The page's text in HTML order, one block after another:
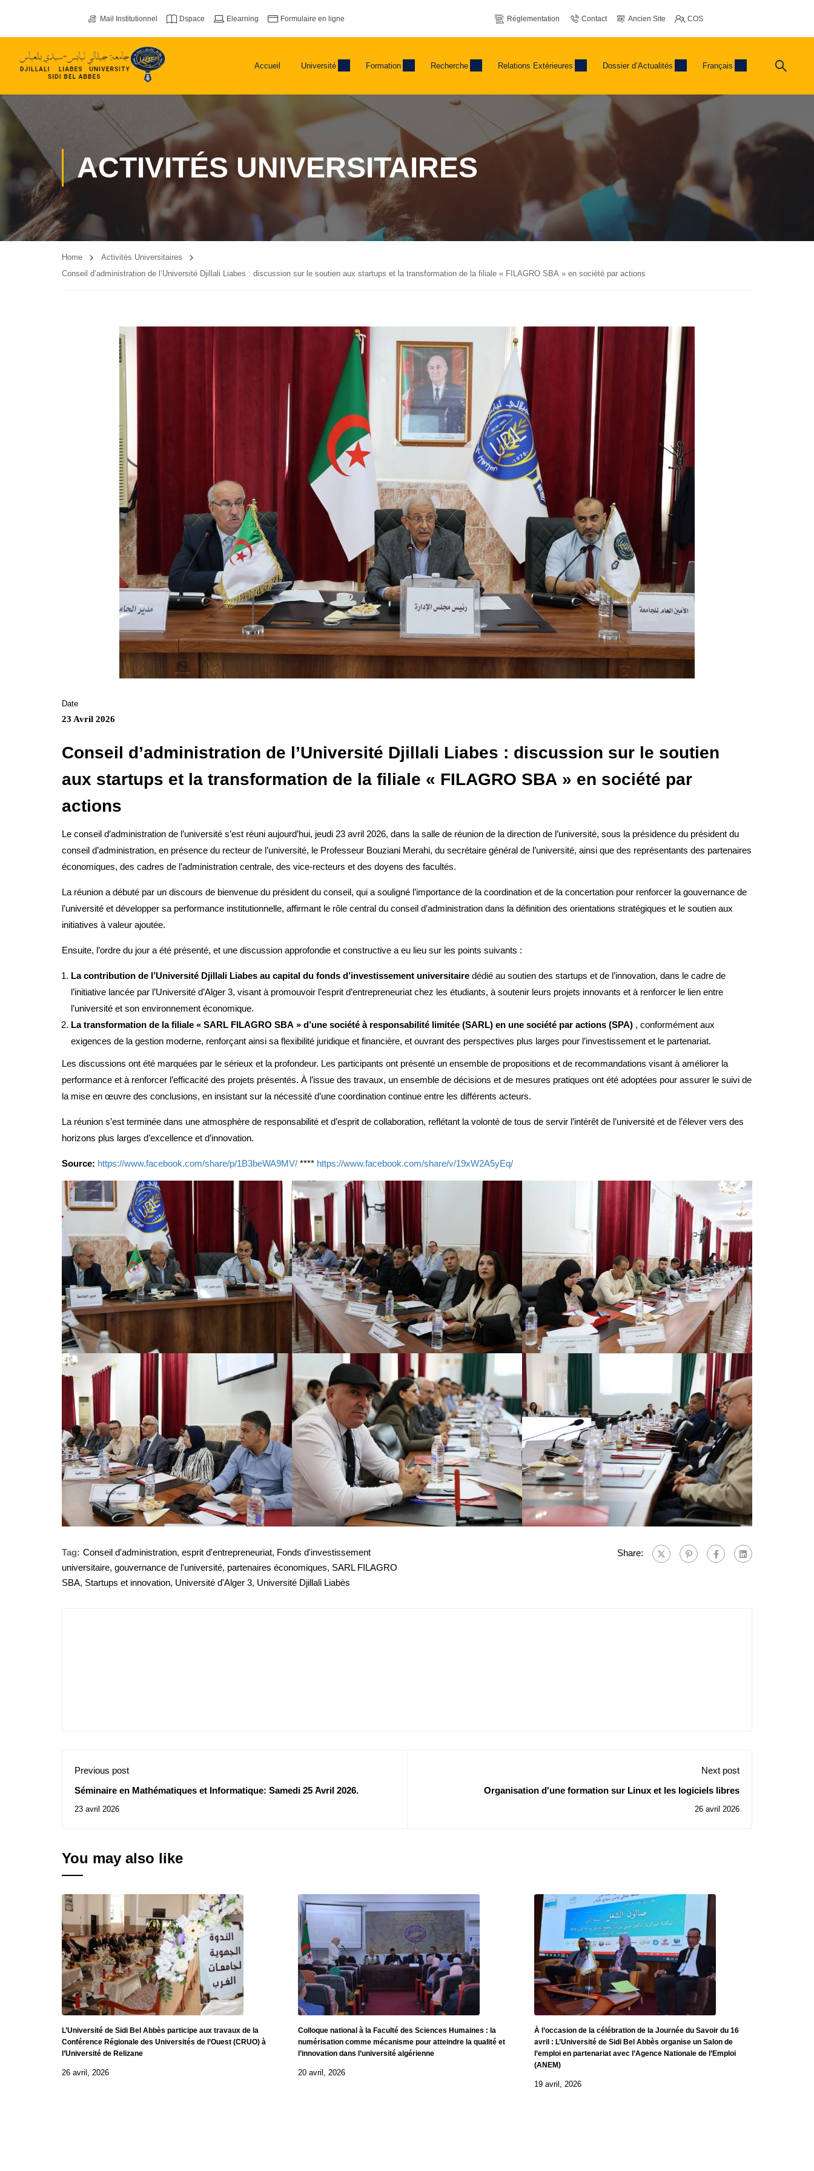
Mail Institutionnel Dspace Elearning Formulaire en ligne Réglementation Contact Ancien Site COS
Accueil Université Formation Recherche Relations Extérieures Dossier d’Actualités Français
ACTIVITÉS UNIVERSITAIRES
Home
Activités Universitaires
Conseil d’administration de l’Université Djillali Liabes : discussion sur le soutien aux startups et la transformation de la filiale « FILAGRO SBA » en société par actions
Date
23 Avril 2026
Conseil d’administration de l’Université Djillali Liabes : discussion sur le soutien
aux startups et la transformation de la filiale « FILAGRO SBA » en société par
actions
Le conseil d’administration de l’université s’est réuni aujourd’hui, jeudi 23 avril 2026, dans la salle de réunion de la direction de l’université, sous la présidence du président du
conseil d’administration, en présence du recteur de l’université, le Professeur Bouziani Merahi, du secrétaire général de l’université, ainsi que des représentants des partenaires
économiques, des cadres de l’administration centrale, des vice-recteurs et des doyens des facultés.
La réunion a débuté par un discours de bienvenue du président du conseil, qui a souligné l’importance de la coordination et de la concertation pour renforcer la gouvernance de
l’université et développer sa performance institutionnelle, affirmant le rôle central du conseil d’administration dans la définition des orientations stratégiques et le soutien aux
initiatives à valeur ajoutée.
Ensuite, l’ordre du jour a été présenté, et une discussion approfondie et constructive a eu lieu sur les points suivants :
La contribution de l’Université Djillali Liabes au capital du fonds d’investissement universitaire dédié au soutien des startups et de l’innovation, dans le cadre de
l’initiative lancée par l’Université d’Alger 3, visant à promouvoir l’esprit d’entrepreneuriat chez les étudiants, à soutenir leurs projets innovants et à renforcer le lien entre
l’université et son environnement économique.
La transformation de la filiale « SARL FILAGRO SBA » d’une société à responsabilité limitée (SARL) en une société par actions (SPA) , conformément aux
exigences de la gestion moderne, renforçant ainsi sa flexibilité juridique et financière, et ouvrant des perspectives plus larges pour l’investissement et le partenariat.
Les discussions ont été marquées par le sérieux et la profondeur. Les participants ont présenté un ensemble de propositions et de recommandations visant à améliorer la
performance et à renforcer l’efficacité des projets présentés. À l’issue des travaux, un ensemble de décisions et de mesures pratiques ont été adoptées pour assurer le suivi de
la mise en œuvre des conclusions, en insistant sur la nécessité d’une coordination continue entre les différents acteurs.
La réunion s’est terminée dans une atmosphère de responsabilité et d’esprit de collaboration, reflétant la volonté de tous de servir l’intérêt de l’université et de l’élever vers des
horizons plus larges d’excellence et d’innovation.
Source: https://www.facebook.com/share/p/1B3beWA9MV/ **** https://www.facebook.com/share/v/19xW2A5yEq/
Tag: Conseil d'administration, esprit d'entrepreneuriat, Fonds d'investissement
universitaire, gouvernance de l'université, partenaires économiques, SARL FILAGRO
SBA, Startups et innovation, Université d'Alger 3, Université Djillali Liabès
Share:
Previous post
Séminaire en Mathématiques et Informatique: Samedi 25 َAvril 2026.
23 avril 2026
Next post
Organisation d'une formation sur Linux et les logiciels libres
26 avril 2026
You may also like
L’Université de Sidi Bel Abbès participe aux travaux de la
Conférence Régionale des Universités de l’Ouest (CRUO) à
l’Université de Relizane
26 avril, 2026
Colloque national à la Faculté des Sciences Humaines : la
numérisation comme mécanisme pour atteindre la qualité et
l’innovation dans l’université algérienne
20 avril, 2026
À l’occasion de la célébration de la Journée du Savoir du 16
avril : L’Université de Sidi Bel Abbès organise un Salon de
l’emploi en partenariat avec l’Agence Nationale de l’Emploi
(ANEM)
19 avril, 2026